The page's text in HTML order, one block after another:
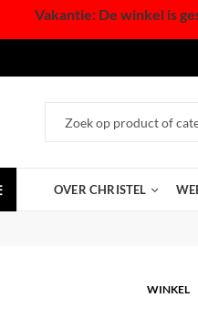
Vakantie: De winkel is
OVER CHRISTEL
WINKEL